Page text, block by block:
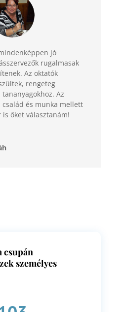
jó
rugalmasak
Az oktatók
rengeteg
Az
és munka mellett
őket választanám!
csupán
személyes